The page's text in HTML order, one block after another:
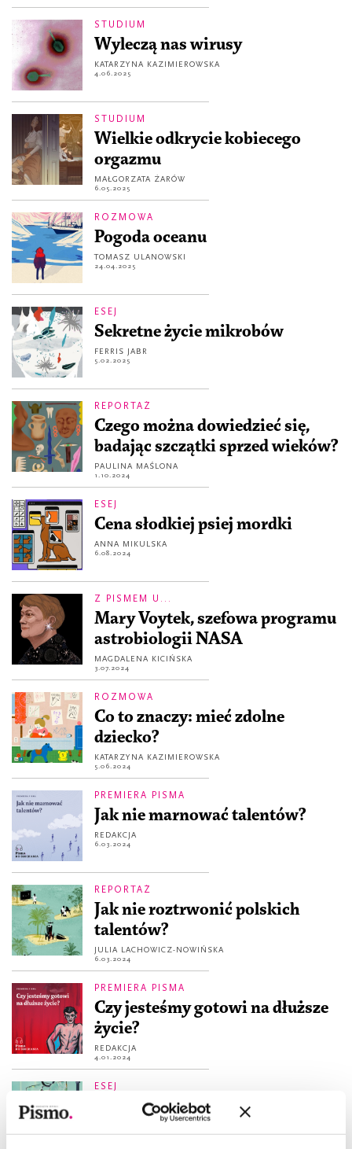
STUDIUM
Wyleczą nas wirusy
KATARZYNA KAZIMIEROWSKA
4.06.2025
STUDIUM
Wielkie odkrycie kobiecego
orgazmu
MAŁGORZATA ŻARÓW
6.05.2025
ROZMOWA
Pogoda oceanu
TOMASZ ULANOWSKI
24.04.2025
ESEJ
Sekretne życie mikrobów
FERRIS JABR
5.02.2025
REPORTAŻ
Czego można dowiedzieć się,
badając szczątki sprzed wieków?
PAULINA MAŚLONA
1.10.2024
ESEJ
Cena słodkiej psiej mordki
ANNA MIKULSKA
6.08.2024
Z PISMEM U...
Mary Voytek, szefowa programu
astrobiologii NASA
MAGDALENA KICIŃSKA
3.07.2024
ROZMOWA
Co to znaczy: mieć zdolne
dziecko?
KATARZYNA KAZIMIEROWSKA
5.06.2024
PREMIERA PISMA
Jak nie marnować talentów?
REDAKCJA
6.03.2024
REPORTAŻ
Jak nie roztrwonić polskich
talentów?
JULIA LACHOWICZ-NOWIŃSKA
6.03.2024
PREMIERA PISMA
Czy jesteśmy gotowi na dłuższe
życie?
REDAKCJA
4.01.2024
ESEJ
Frapujący efekt loda
DAVID MERRITT JOHNS
4.10.2023